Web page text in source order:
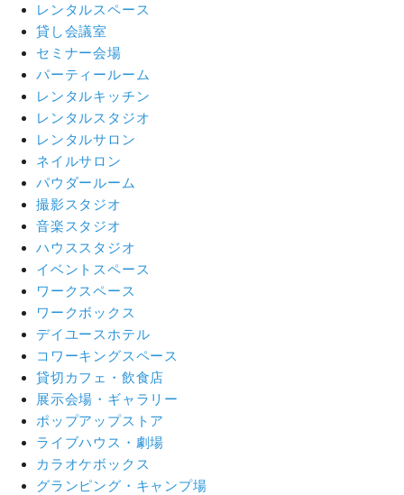
レンタルスペース
貸し会議室
セミナー会場
パーティールーム
レンタルキッチン
レンタルスタジオ
レンタルサロン
ネイルサロン
パウダールーム
撮影スタジオ
音楽スタジオ
ハウススタジオ
イベントスペース
ワークスペース
ワークボックス
デイユースホテル
コワーキングスペース
貸切カフェ・飲食店
展示会場・ギャラリー
ポップアップストア
ライブハウス・劇場
カラオケボックス
グランピング・キャンプ場